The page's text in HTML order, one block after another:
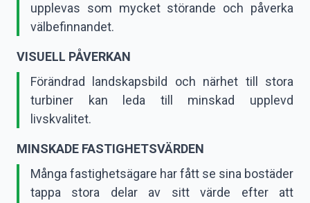
upplevas som mycket störande och påverka
välbefinnandet.
VISUELL PÅVERKAN
Förändrad landskapsbild och närhet till stora
turbiner kan leda till minskad upplevd
livskvalitet.
MINSKADE FASTIGHETSVÄRDEN
Många fastighetsägare har fått se sina bostäder
tappa stora delar av sitt värde efter att